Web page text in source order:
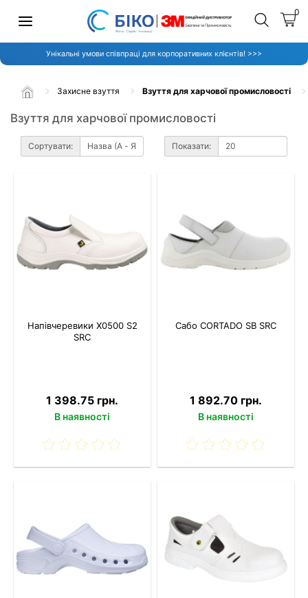
0
Унікальні умови співпраці для корпоративних клієнтів! >>>
Захисне взуття Взуття для харчової промисловості
Взуття для харчової промисловості
Сортувати: Показати:
Напівчеревики X0500 S2
SRC
1 398.75 грн.
В наявності
Сабо CORTADO SB SRC
1 892.70 грн.
В наявності